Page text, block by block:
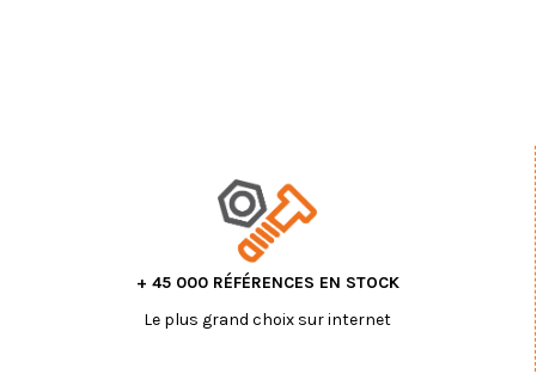
+ 45 000 RÉFÉRENCES EN STOCK
Le plus grand choix sur internet